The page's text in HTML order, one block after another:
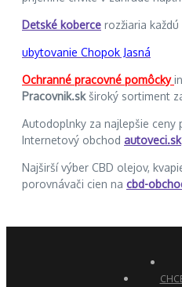
Detské koberce rozžiaria každú
ubytovanie Chopok Jasná
Ochranné pracovné pomôcky
Pracovnik.skširoký sortiment
Autodoplnky za najlepšie ceny
Internetový obchod autoveci.sk
Najširší výber CBD olejov,
porovnávači cien na cbd-